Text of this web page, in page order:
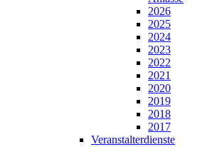
2026
2025
2024
2023
2022
2021
2020
2019
2018
2017
Veranstalterdienste